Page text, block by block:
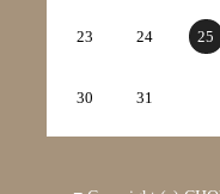
23 24 25
30 31